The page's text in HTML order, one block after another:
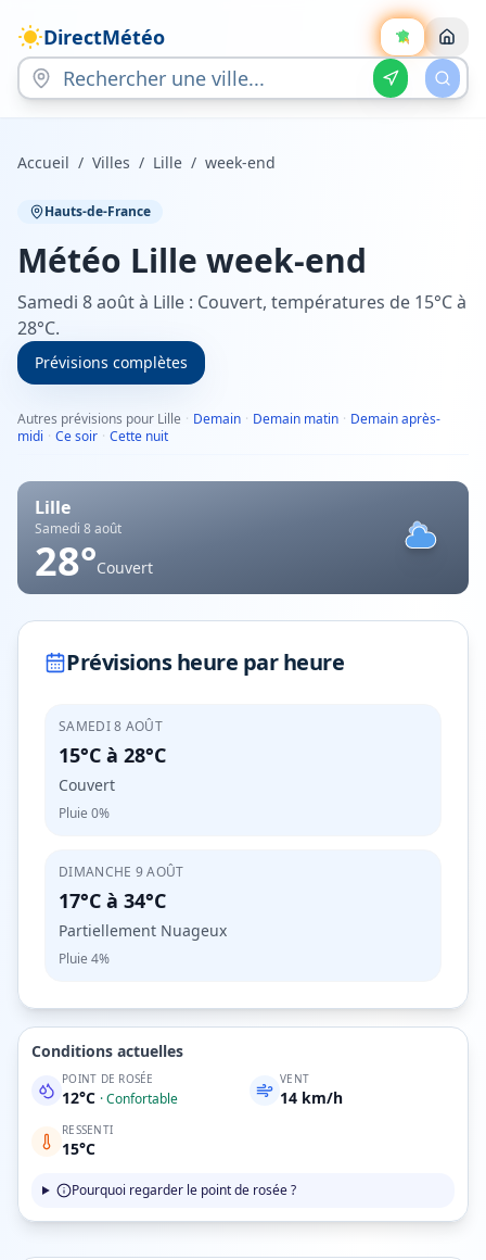
DirectMétéo
Accueil / Villes / Lille / week-end
Hauts-de-France
Météo Lille week-end
Samedi 8 août à Lille : Couvert, températures de 15°C à
28°C.
Prévisions complètes
Autres prévisions pour Lille · Demain · Demain matin · Demain après-
midi · Ce soir · Cette nuit
Lille
Samedi 8 août
28°Couvert
Prévisions heure par heure
SAMEDI 8 AOÛT
15°C à 28°C
Couvert
Pluie 0%
DIMANCHE 9 AOÛT
17°C à 34°C
Partiellement Nuageux
Pluie 4%
Conditions actuelles
POINT DE ROSÉE
12°C ·Confortable
VENT
14 km/h
RESSENTI
15°C
Pourquoi regarder le point de rosée ?